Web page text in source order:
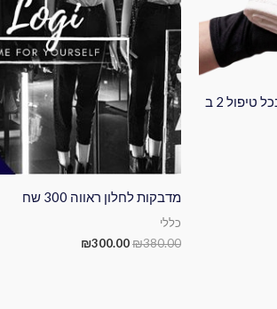
מגבות פנים – נוחות ואסתטיקה בכל טיפול 2 ב
מדבקות לחלון ראווה 300 שח
כללי
₪380.00
₪300.00